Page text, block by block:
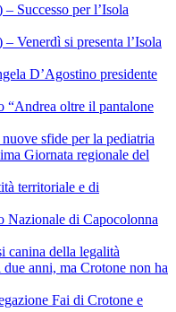
Successo per l’Isola
si presenta l’Isola
D’Agostino presidente
oltre il pantalone
sfide per la pediatria
Giornata regionale del
territoriale e di
Nazionale di Capocolonna
canina della legalità
anni, ma Crotone non ha
Fai di Crotone e